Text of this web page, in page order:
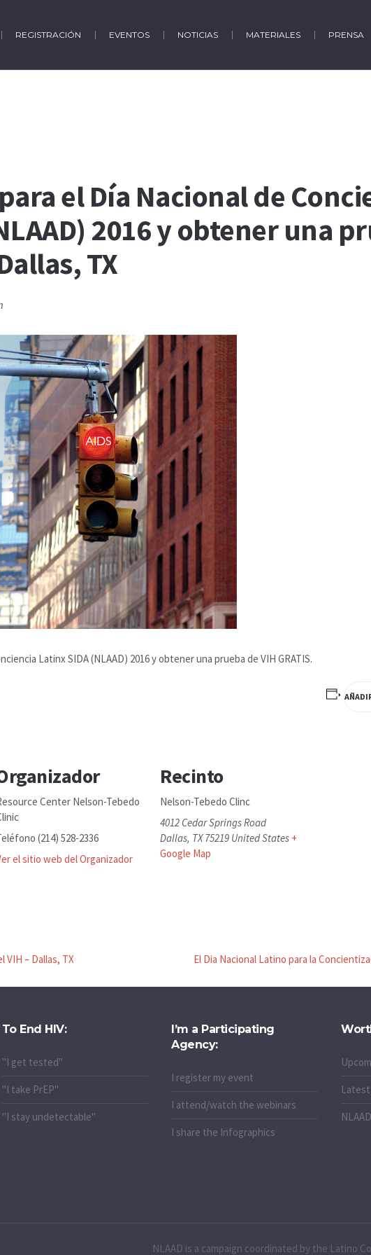
REGISTRACIÓN EVENTOS NOTICIAS MATERIALES PRENSA
el Día Nacional de
2016 y obtener una
TX
Latinx SIDA (NLAAD) 2016 y obtener una prueba de VIH GRATIS.
Center Nelson-Tebedo
(214) 528-2336
el sitio web del Organizador
Recinto
Nelson-Tebedo Clinc
4012 Cedar Springs Road
Dallas, TX 75219 United States +
Google Map
VIH – Dallas, TX El Dia Nacional Latino para la
To End HIV:
"I get tested"
"I take PrEP"
"I stay undetectable"
I’m a Participating
Agency:
I register my event
I attend/watch the webinars
I share the Infographics
NLAAD is a campaign coordinated by the Latino